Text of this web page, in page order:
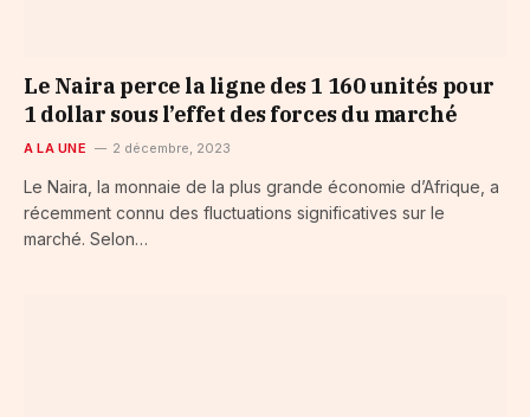
Le Naira perce la ligne des 1 160 unités pour
1 dollar sous l’effet des forces du marché
A LA UNE 2 décembre, 2023
Le Naira, la monnaie de la plus grande économie d’Afrique, a
récemment connu des fluctuations significatives sur le
marché. Selon…